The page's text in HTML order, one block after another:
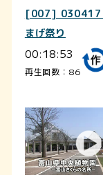
[007] 030417
まげ祭り
00:18:53
再生回数：86